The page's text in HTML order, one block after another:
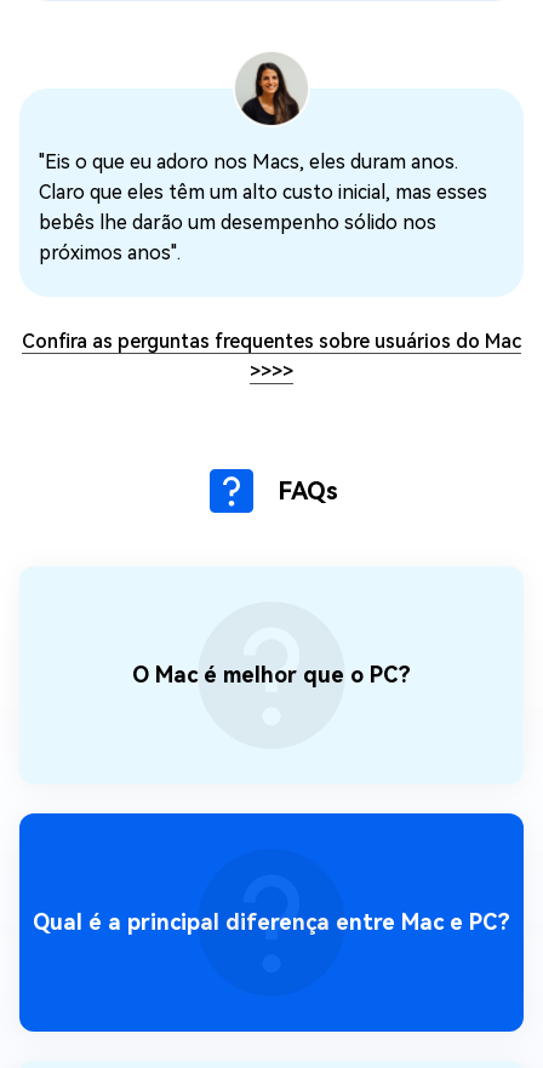
"Eis o que eu adoro nos Macs, eles duram anos.
Claro que eles têm um alto custo inicial, mas esses
bebês lhe darão um desempenho sólido nos
próximos anos".
Confira as perguntas frequentes sobre usuários do Mac
>>>>
FAQs
O Mac é melhor que o PC?
Qual é a principal diferença entre Mac e PC?